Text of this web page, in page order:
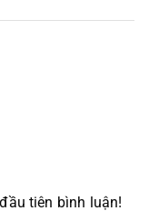
tiên bình luận!